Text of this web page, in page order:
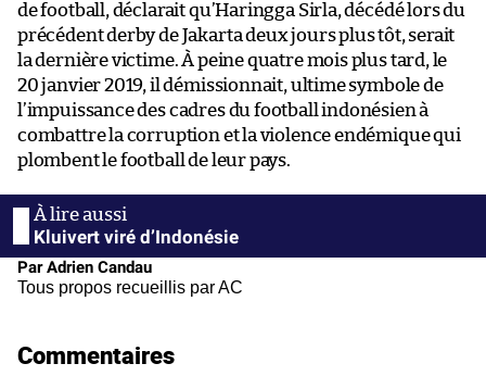
de football, déclarait qu’Haringga Sirla, décédé lors du
précédent derby de Jakarta deux jours plus tôt, serait
la dernière victime. À peine quatre mois plus tard, le
20 janvier 2019, il démissionnait, ultime symbole de
l’impuissance des cadres du football indonésien à
combattre la corruption et la violence endémique qui
plombent le football de leur pays.
Kluivert viré d’Indonésie
Par Adrien Candau
Tous propos recueillis par AC
Commentaires